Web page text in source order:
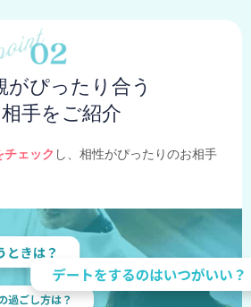
がぴったり合う
手をご紹介
ェック し、相性がぴったりのお相手